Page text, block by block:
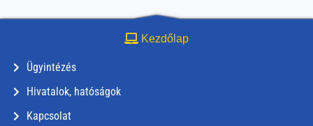
Kezdőlap
Ügyintézés
Hivatalok, hatóságok
Kapcsolat